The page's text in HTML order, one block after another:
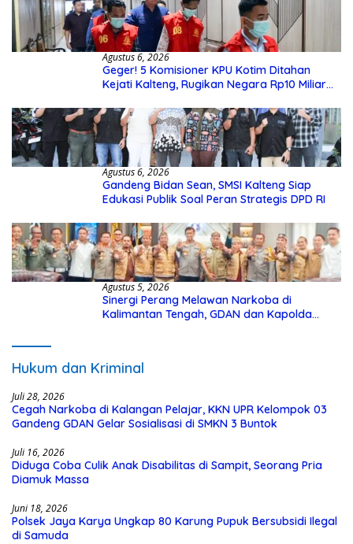
Agustus 6, 2026
Geger! 5 Komisioner KPU Kotim Ditahan
Kejati Kalteng, Rugikan Negara Rp10 Miliar
Agustus 6, 2026
Gandeng Bidan Sean, SMSI Kalteng Siap
Edukasi Publik Soal Peran Strategis DPD RI
Agustus 5, 2026
Sinergi Perang Melawan Narkoba di
Kalimantan Tengah, GDAN dan Kapolda
Hukum dan Kriminal
Juli 28, 2026
Cegah Narkoba di Kalangan Pelajar, KKN UPR Kelompok 03
Gandeng GDAN Gelar Sosialisasi di SMKN 3 Buntok
Juli 16, 2026
Diduga Coba Culik Anak Disabilitas di Sampit, Seorang Pria
Diamuk Massa
Juni 18, 2026
Polsek Jaya Karya Ungkap 80 Karung Pupuk Bersubsidi Ilegal
di Samuda